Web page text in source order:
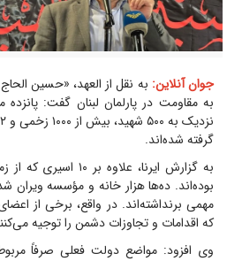
جوان آنلاین: به نقل از العهد، «حسین
به مقاومت در پارلمان لبنان گفت:
گرفته شده‌اند.
بوده‌اند. ده‌ها هزار خانه و مؤسسه ویران
مهمی برنداشته‌اند. در واقع، برخی از
که اقدامات و تجاوزات دشمن را توجیه
وی افزود: مواضع دولت فعلی صرفاً